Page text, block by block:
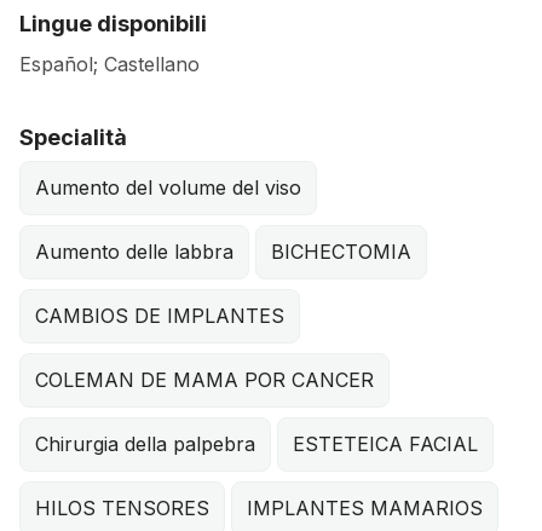
Lingue disponibili
Español; Castellano
Specialità
Aumento del volume del viso
Aumento delle labbra BICHECTOMIA
CAMBIOS DE IMPLANTES
COLEMAN DE MAMA POR CANCER
Chirurgia della palpebra ESTETEICA FACIAL
HILOS TENSORES IMPLANTES MAMARIOS